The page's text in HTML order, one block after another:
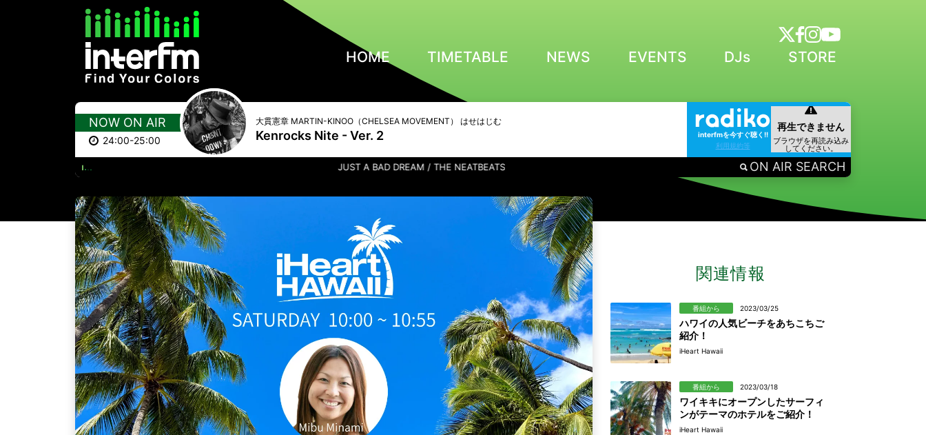
HOME TIMETABLE NEWS EVENTS DJs STORE
NOW ON AIR
24:00-25:00
大貫憲章 MARTIN-KINOO（CHELSEA MOVEMENT） はせはじむ
Kenrocks Nite - Ver. 2
interfmを今すぐ聴く!!
利用規約等
JUST A BAD DREAM / THE NEATBEATS ON AIR SEARCH
関連情報
番組から 2023/03/25
ハワイの人気ビーチをあちこちご
紹介！
iHeart Hawaii
番組から 2023/03/18
ワイキキにオープンしたサーフィ
ンがテーマのホテルをご紹介！
iHeart Hawaii